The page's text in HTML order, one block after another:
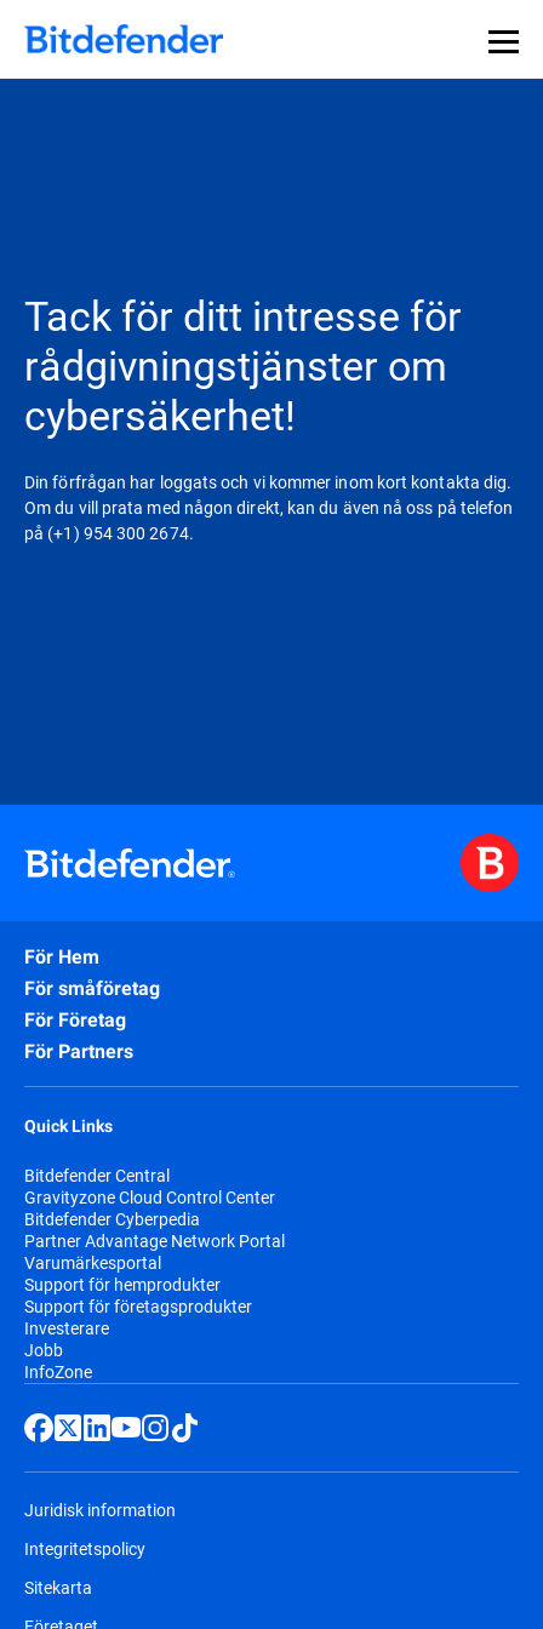
Tack för ditt intresse för
rådgivningstjänster om
cybersäkerhet!
Din förfrågan har loggats och vi kommer inom kort kontakta dig.
Om du vill prata med någon direkt, kan du även nå oss på telefon
på (+1) 954 300 2674.
För Hem
För småföretag
För Företag
För Partners
Quick Links
Bitdefender Central
Gravityzone Cloud Control Center
Bitdefender Cyberpedia
Partner Advantage Network Portal
Varumärkesportal
Support för hemprodukter
Support för företagsprodukter
Investerare
Jobb
InfoZone
Juridisk information
Integritetspolicy
Sitekarta